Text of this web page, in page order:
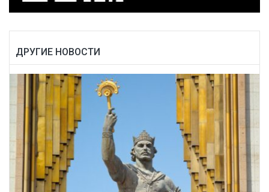
ДРУГИЕ НОВОСТИ